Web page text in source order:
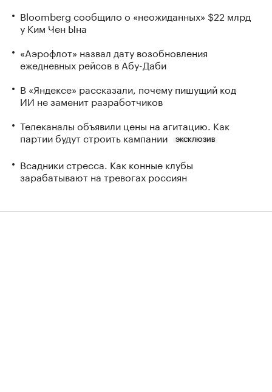
Bloomberg сообщило о «неожиданных» $22 млрд
у Ким Чен Ына
«Аэрофлот» назвал дату возобновления
ежедневных рейсов в Абу-Даби
В «Яндексе» рассказали, почему пишущий код
ИИ не заменит разработчиков
Телеканалы объявили цены на агитацию. Как
партии будут строить кампании
ЭКСКЛЮЗИВ
Всадники стресса. Как конные клубы
зарабатывают на тревогах россиян